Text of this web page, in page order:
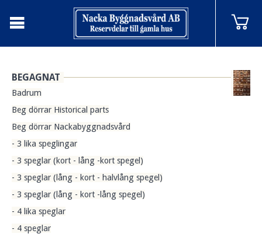
BEGAGNAT
Badrum
Beg dörrar Historical parts
Beg dörrar Nackabyggnadsvård
- 3 lika speglingar
- 3 speglar (kort - lång -kort spegel)
- 3 speglar (lång - kort - halvlång spegel)
- 3 speglar (lång - kort -lång spegel)
- 4 lika speglar
- 4 speglar